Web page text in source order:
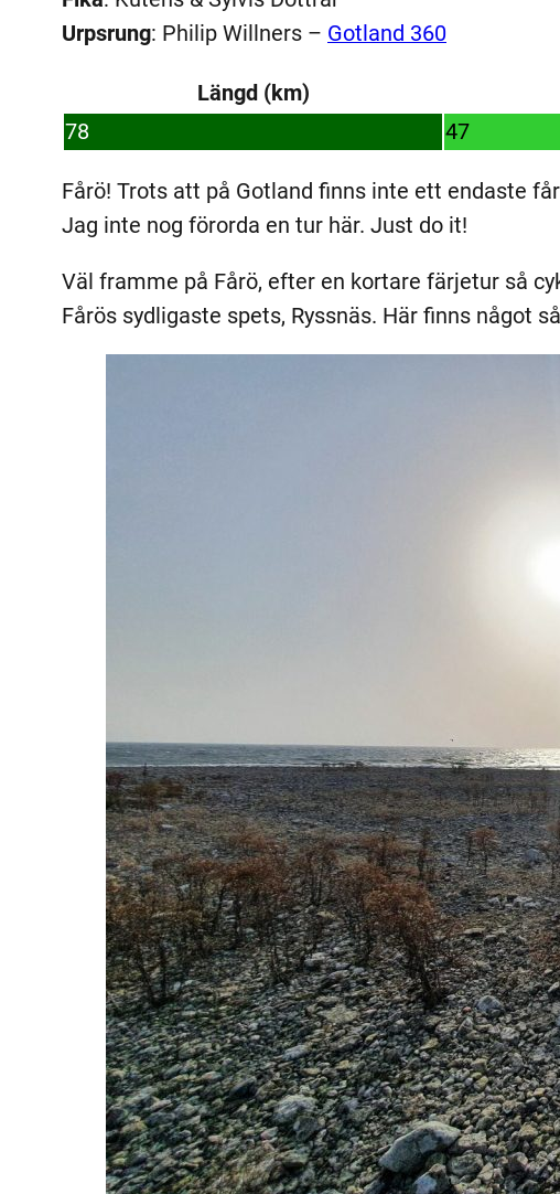
Urpsrung: Philip Willners – Gotland 360
Längd (km)
78
47
Fårö! Trots att på Gotland finns inte ett endaste
Jag inte nog förorda en tur här. Just do it!
Väl framme på Fårö, efter en kortare färjetur så
Fårös sydligaste spets, Ryssnäs. Här finns något